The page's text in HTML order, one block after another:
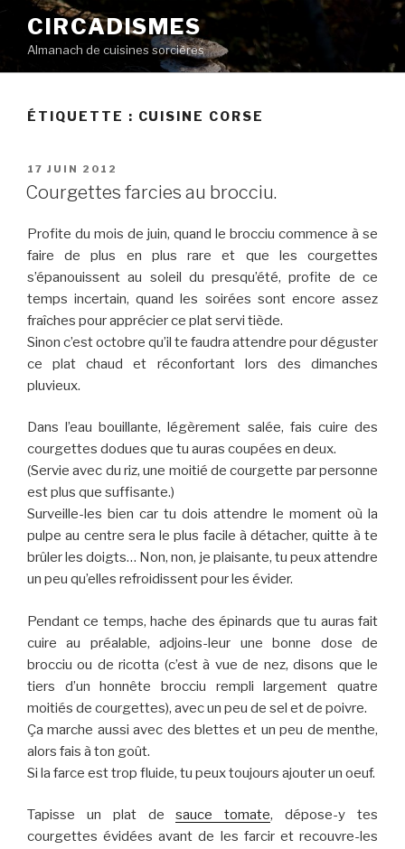
contenu
principal
CIRCADISMES
Almanach de cuisines sorcières
ÉTIQUETTE : CUISINE CORSE
PUBLIÉ
LE
17 JUIN 2012
Courgettes farcies au brocciu.
Profite du mois de juin, quand le brocciu commence à se
faire de plus en plus rare et que les courgettes
s’épanouissent au soleil du presqu’été, profite de ce
temps incertain, quand les soirées sont encore assez
fraîches pour apprécier ce plat servi tiède.
Sinon c’est octobre qu’il te faudra attendre pour déguster
ce plat chaud et réconfortant lors des dimanches
pluvieux.
Dans l’eau bouillante, légèrement salée, fais cuire des
courgettes dodues que tu auras coupées en deux.
(Servie avec du riz, une moitié de courgette par personne
est plus que suffisante.)
Surveille-les bien car tu dois attendre le moment où la
pulpe au centre sera le plus facile à détacher, quitte à te
brûler les doigts… Non, non, je plaisante, tu peux attendre
un peu qu’elles refroidissent pour les évider.
Pendant ce temps, hache des épinards que tu auras fait
cuire au préalable, adjoins-leur une bonne dose de
brocciu ou de ricotta (c’est à vue de nez, disons que le
tiers d’un honnête brocciu rempli largement quatre
moitiés de courgettes), avec un peu de sel et de poivre.
Ça marche aussi avec des blettes et un peu de menthe,
alors fais à ton goût.
Si la farce est trop fluide, tu peux toujours ajouter un oeuf.
Tapisse un plat desauce tomate, dépose-y tes
courgettes évidées avant de les farcir et recouvre-les